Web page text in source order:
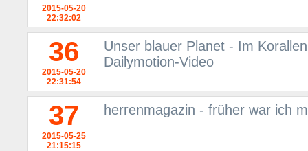
2015-05-20
22:32:02
36
2015-05-20
22:31:54
Unser blauer Planet - Im
Dailymotion-Video
37
2015-05-25
21:15:15
herrenmagazin - früher war ich